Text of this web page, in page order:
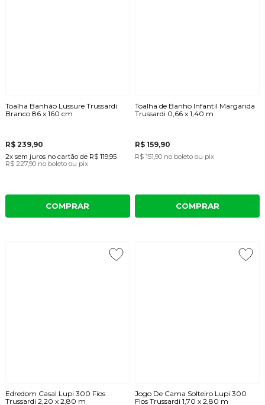
Toalha Banhão Lussure Trussardi
Branco 86 x 160 cm
R$ 239,90
2x sem juros no cartãode R$ 119,95
R$ 227,90 no boleto ou pix
COMPRAR
Toalha de Banho Infantil Margarida
Trussardi 0,66 x 1,40 m
R$ 159,90
R$ 151,90 no boleto ou pix
COMPRAR
Edredom Casal Lupi 300 Fios
Trussardi 2,20 x 2,80 m
Jogo De Cama Solteiro Lupi 300
Fios Trussardi 1,70 x 2,80 m